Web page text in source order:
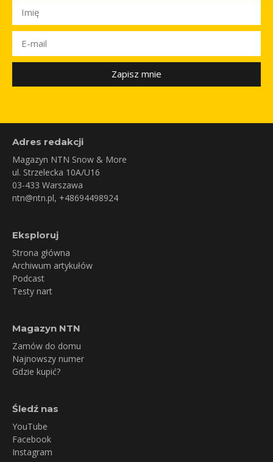
Zapisz mnie
Adres redakcji
Magazyn NTN Snow & More
ul. Strzelecka 10A/U16
03-433 Warszawa
ntn@ntn.pl, +48694498924
Eksploruj
Strona główna
Archiwum artykułów
Podcast
Testy nart
Magazyn NTN
Zamów do domu
Najnowszy numer
Gdzie kupić?
Śledź nas
YouTube
Facebook
Instagram